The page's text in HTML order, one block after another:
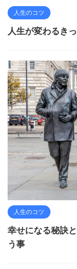
人生のコツ
人生が変わるき
人生のコツ
幸せになる秘訣
う事